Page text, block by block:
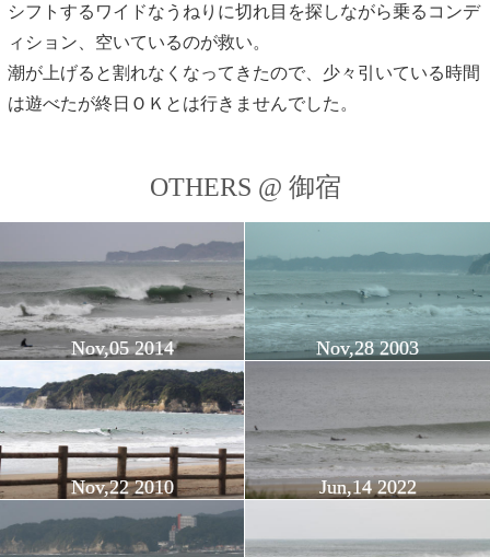
シフトするワイドなうねりに切れ目を探しながら乗るコンデ
ィション、空いているのが救い。
潮が上げると割れなくなってきたので、少々引いている時間
は遊べたが終日ＯＫとは行きませんでした。
OTHERS @ 御宿
Nov,05 2014 Nov,28 2003
Nov,22 2010 Jun,14 2022